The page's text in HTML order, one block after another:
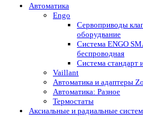
Автоматика
Engo
Сервоприводы
оборудвание
Система ENGO
беспроводная
Система стандарт
Vaillant
Автоматика и адаптеры
Автоматика: Разное
Термостаты
Аксиальные и радиальные